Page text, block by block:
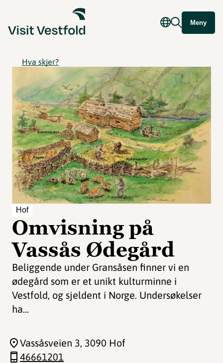
Meny
Hva skjer?
Hof
Omvisning på
Vassås Ødegård
Beliggende under Gransåsen finner vi en
ødegård som er et unikt kulturminne i
Vestfold, og sjeldent i Norge. Undersøkelser
ha...
Vassåsveien 3, 3090 Hof
46661201